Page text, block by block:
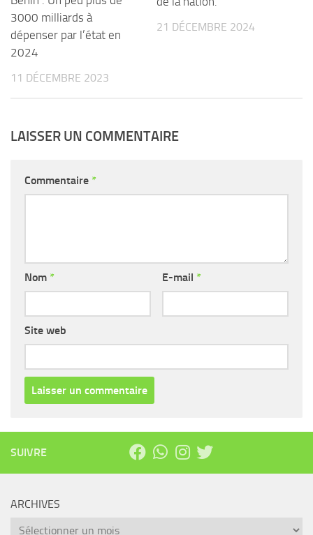
3000 milliards à
dépenser par l’état en
2024
11 DÉCEMBRE 2023
21 DÉCEMBRE 2024
LAISSER UN COMMENTAIRE
Commentaire *
Nom * E-mail *
Site web
SUIVRE
ARCHIVES
Archives